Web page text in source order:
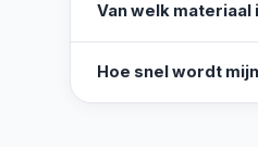
Van welk
Hoe snel wordt